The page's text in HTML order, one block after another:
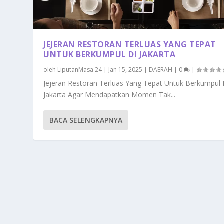
JEJERAN RESTORAN TERLUAS YANG TEPAT
UNTUK BERKUMPUL DI JAKARTA
oleh LiputanMasa 24| Jan 15, 2025 | DAERAH | 0 |
Jejeran Restoran Terluas Yang Tepat Untuk Berkumpul
Jakarta Agar Mendapatkan Momen Tak...
BACA SELENGKAPNYA